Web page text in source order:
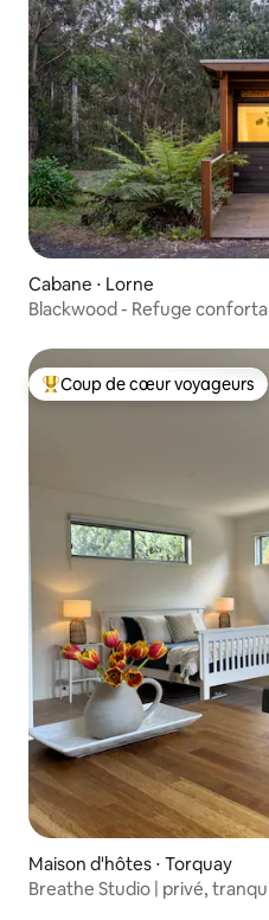
Cabane ⋅ Lorne
Blackwood - Refuge
Coups de cœur voyageurs les
Coup de cœur voyageurs
Maison d'hôtes ⋅ Torquay
Breathe Studio | privé,